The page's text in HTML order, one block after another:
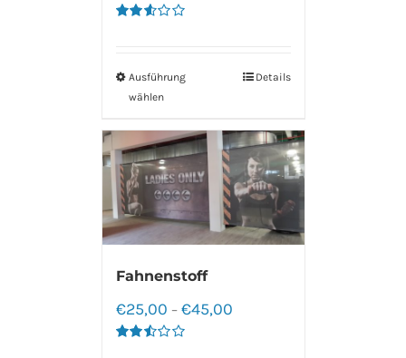
von 5Ausführung
wählen
Details
Fahnenstoff
€25,00 – €45,00